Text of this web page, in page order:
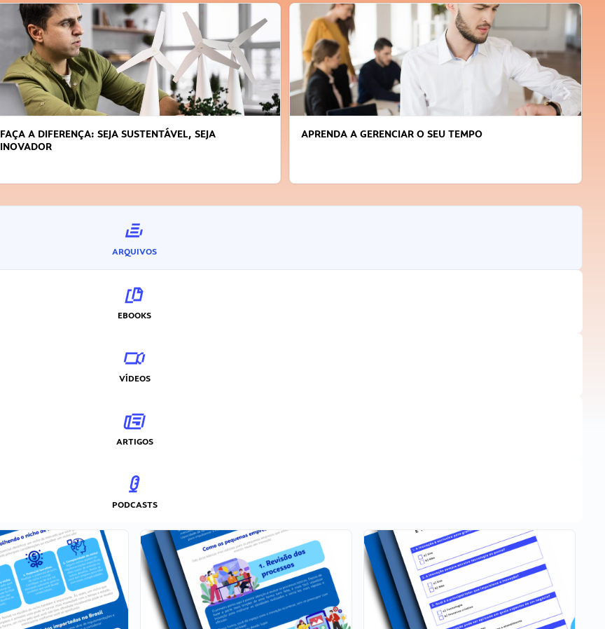
FAÇA A DIFERENÇA: SEJA SUSTENTÁVEL, SEJA
INOVADOR
APRENDA A GERENCIAR O SEU TEMPO
ARQUIVOS
EBOOKS
VÍDEOS
ARTIGOS
PODCASTS